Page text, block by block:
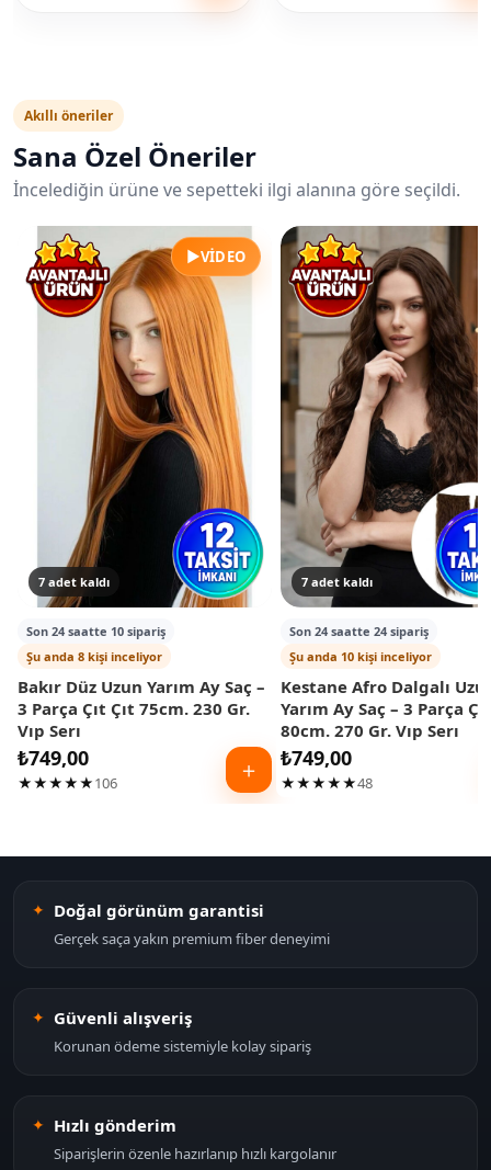
Akıllı öneriler
Sana Özel Öneriler
İncelediğin ürüne ve sepetteki ilgi alanına göre seçildi.
7 adet kaldı
▶VIDEO
Son 24 saatte 10 sipariş
Şu anda 8 kişi inceliyor
Bakır Düz Uzun Yarım Ay Saç –
3 Parça Çıt Çıt 75cm. 230 Gr.
Vıp Serı
₺749,00
★★★★★106 ＋
7 adet kaldı
Son 24 saatte 24 sipariş
Şu anda 10 kişi inceliyor
Kestane Afro Dalgalı
Yarım Ay Saç – 3 Parça
80cm. 270 Gr. Vıp Serı
₺749,00
★★★★★48
Doğal görünüm garantisi
Gerçek saça yakın premium fiber deneyimi
Güvenli alışveriş
Korunan ödeme sistemiyle kolay sipariş
Hızlı gönderim
Siparişlerin özenle hazırlanıp hızlı kargolanır